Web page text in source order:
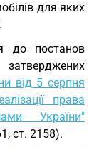
для яких
до постанов
від 5 серпня
права
України"
ст. 2158).